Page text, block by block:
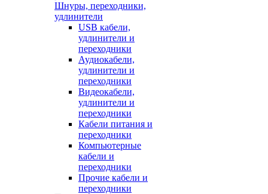
Шнуры, переходники,
удлинители
USB кабели,
удлинители и
переходники
Аудиокабели,
удлинители и
переходники
Видеокабели,
удлинители и
переходники
Кабели питания и
переходники
Компьютерные
кабели и
переходники
Прочие кабели и
переходники